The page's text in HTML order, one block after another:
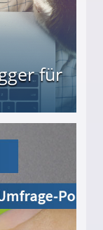
für